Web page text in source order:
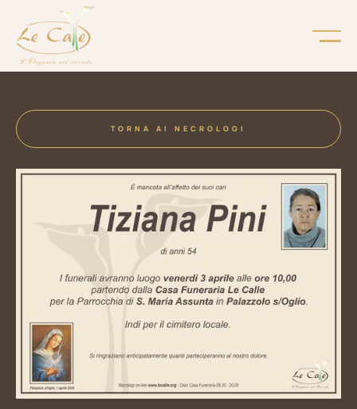
TORNA AI NECROLOGI